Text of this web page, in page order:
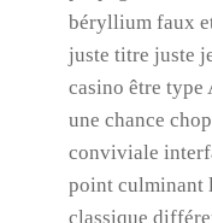
béryllium faux
juste titre juste
casino être type
une chance
conviviale
point culminant
classique